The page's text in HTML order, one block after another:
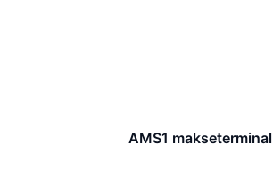
AMS1 makseterminal